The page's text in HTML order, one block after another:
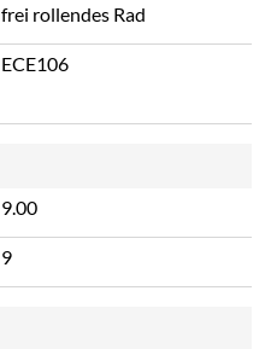
frei rollendes Rad
ECE106
9.00
9